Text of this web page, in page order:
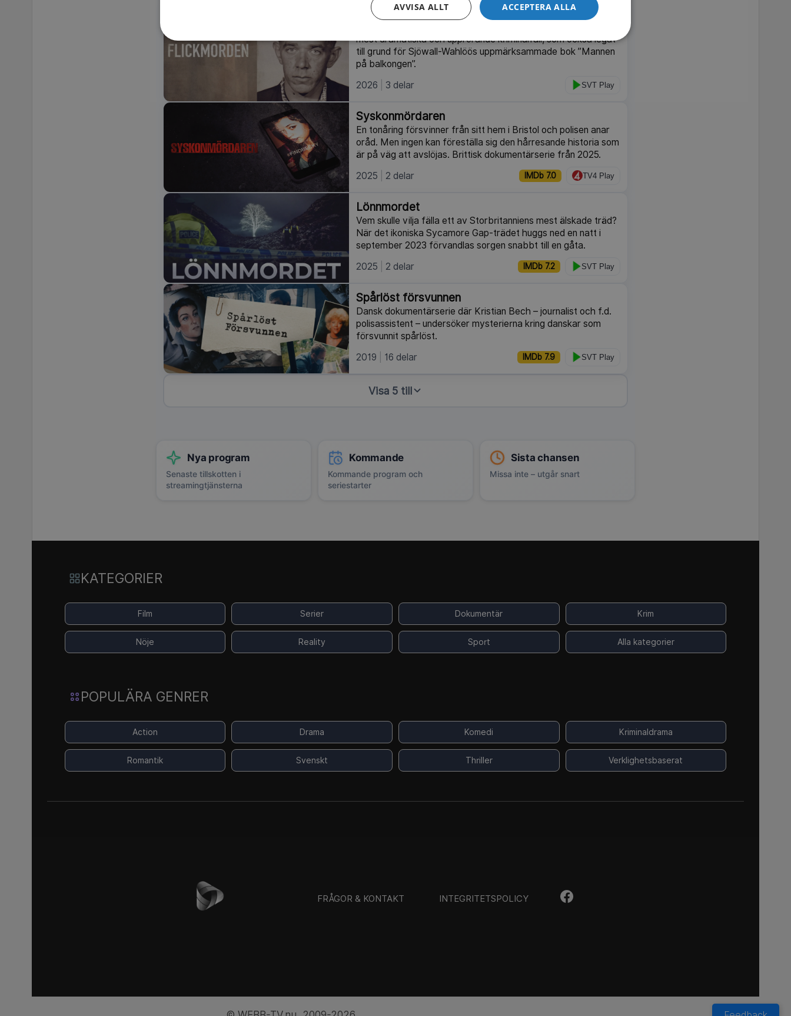
Kriminalarkivet: Flickmorden
mest dramatiska och upprörande kriminalfall, som också legat
till grund för Sjöwall-Wahlöös uppmärksammade bok ”Mannen
på balkongen”.
2026
3 delar SVT Play
Syskonmördaren
En tonåring försvinner från sitt hem i Bristol och polisen anar
oråd. Men ingen kan föreställa sig den hårresande historia som
är på väg att avslöjas. Brittisk dokumentärserie från 2025.
2025
2 delar IMDb 7.0 TV4 Play
Lönnmordet
Vem skulle vilja fälla ett av Storbritanniens mest älskade träd?
När det ikoniska Sycamore Gap-trädet huggs ned en natt i
september 2023 förvandlas sorgen snabbt till en gåta.
2025
2 delar IMDb 7.2 SVT Play
Spårlöst försvunnen
Dansk dokumentärserie där Kristian Bech – journalist och f.d.
polisassistent – undersöker mysterierna kring danskar som
försvunnit spårlöst.
2019
16 delar IMDb 7.9 SVT Play
Visa 5 till
Nya program
Senaste tillskotten i
streamingtjänsterna
Kommande
Kommande program och
seriestarter
Sista chansen
Missa inte – utgår snart
KATEGORIER
Film Serier Dokumentär Krim
Nöje Reality Sport Alla kategorier
POPULÄRA GENRER
Action Drama Komedi Kriminaldrama
Romantik Svenskt Thriller Verklighetsbaserat
FRÅGOR & KONTAKT INTEGRITETSPOLICY
ACCEPTERA ALLA
AVVISA ALLT